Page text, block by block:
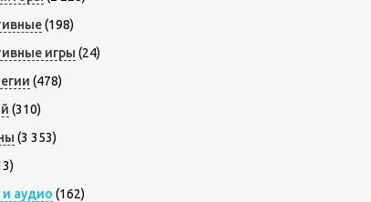
(198)
игры (24)
(478)
(310)
(3 353)
аудио (162)